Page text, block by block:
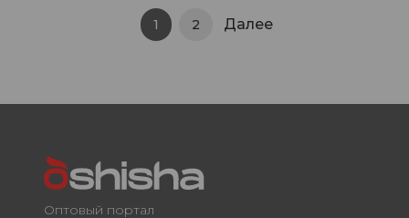
1 2 Далее
Оптовый портал